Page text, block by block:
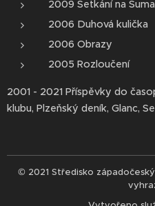
2009 Setkání na
2006 Duhová kulička
2006 Obrazy
2005 Rozloučení
2001 - 2021 Příspěvky do
klubu, Plzeňský deník, Glanc,
© 2021 Středisko